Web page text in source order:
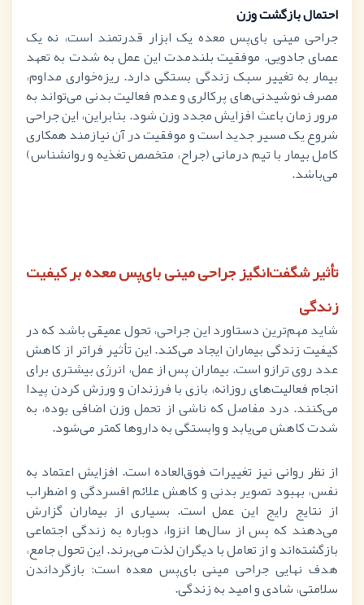
احتمال بازگشت وزن
جراحی مینی بای‌پس معده یک ابزار قدرتمند است، نه یک
عصای جادویی. موفقیت بلندمدت این عمل به شدت به تعهد
بیمار به تغییر سبک زندگی بستگی دارد. ریزه‌خواری مداوم،
مصرف نوشیدنی‌های پرکالری و عدم فعالیت بدنی می‌تواند به
مرور زمان باعث افزایش مجدد وزن شود. بنابراین، این جراحی
شروع یک مسیر جدید است و موفقیت در آن نیازمند همکاری
کامل بیمار با تیم درمانی (جراح، متخصص تغذیه و روانشناس)
می‌باشد.
تأثیر شگفت‌انگیز جراحی مینی بای‌پس معده بر کیفیت
زندگی
شاید مهم‌ترین دستاورد این جراحی، تحول عمیقی باشد که در
کیفیت زندگی بیماران ایجاد می‌کند. این تأثیر فراتر از کاهش
عدد روی ترازو است. بیماران پس از عمل، انرژی بیشتری برای
انجام فعالیت‌های روزانه، بازی با فرزندان و ورزش کردن پیدا
می‌کنند. درد مفاصل که ناشی از تحمل وزن اضافی بوده، به
شدت کاهش می‌یابد و وابستگی به داروها کمتر می‌شود.
از نظر روانی نیز تغییرات فوق‌العاده است. افزایش اعتماد به
نفس، بهبود تصویر بدنی و کاهش علائم افسردگی و اضطراب
از نتایج رایج این عمل است. بسیاری از بیماران گزارش
می‌دهند که پس از سال‌ها انزوا، دوباره به زندگی اجتماعی
بازگشته‌اند و از تعامل با دیگران لذت می‌برند. این تحول جامع،
هدف نهایی جراحی مینی بای‌پس معده است: بازگرداندن
سلامتی، شادی و امید به زندگی.